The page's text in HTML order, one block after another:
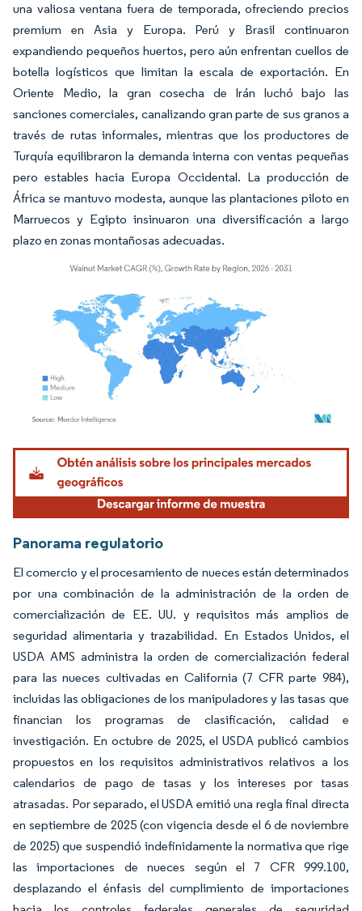
una valiosa ventana fuera de temporada, ofreciendo precios
premium en Asia y Europa. Perú y Brasil continuaron
expandiendo pequeños huertos, pero aún enfrentan cuellos de
botella logísticos que limitan la escala de exportación. En
Oriente Medio, la gran cosecha de Irán luchó bajo las
sanciones comerciales, canalizando gran parte de sus granos a
través de rutas informales, mientras que los productores de
Turquía equilibraron la demanda interna con ventas pequeñas
pero estables hacia Europa Occidental. La producción de
África se mantuvo modesta, aunque las plantaciones piloto en
Marruecos y Egipto insinuaron una diversificación a largo
plazo en zonas montañosas adecuadas.
Imagen © Mordor Intelligence. El uso requiere atribución según CC BY 4.0.
Panorama regulatorio
El comercio y el procesamiento de nueces están determinados
por una combinación de la administración de la orden de
comercialización de EE. UU. y requisitos más amplios de
seguridad alimentaria y trazabilidad. En Estados Unidos, el
USDA AMS administra la orden de comercialización federal
para las nueces cultivadas en California (7 CFR parte 984),
incluidas las obligaciones de los manipuladores y las tasas que
financian los programas de clasificación, calidad e
investigación. En octubre de 2025, el USDA publicó cambios
propuestos en los requisitos administrativos relativos a los
calendarios de pago de tasas y los intereses por tasas
atrasadas. Por separado, el USDA emitió una regla final directa
en septiembre de 2025 (con vigencia desde el 6 de noviembre
de 2025) que suspendió indefinidamente la normativa que rige
las importaciones de nueces según el 7 CFR 999.100,
desplazando el énfasis del cumplimiento de importaciones